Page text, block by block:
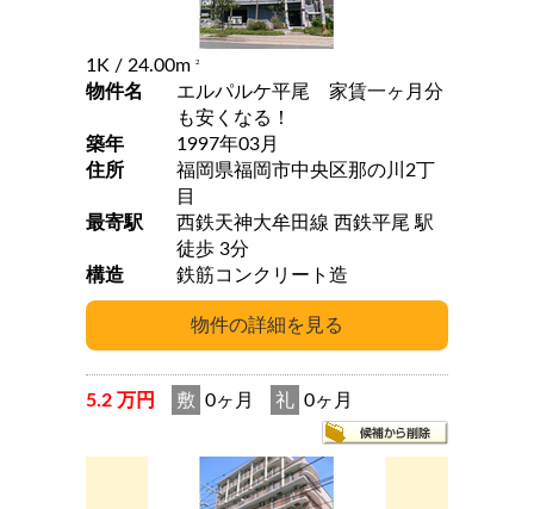
1K / 24.00m 2
物件名
エルパルケ平尾 家賃一ヶ月分
も安くなる！
築年
1997年03月
住所
福岡県福岡市中央区那の川2丁
目
最寄駅
西鉄天神大牟田線 西鉄平尾 駅
徒歩 3分
構造
鉄筋コンクリート造
5.2 万円 敷 0ヶ月 礼 0ヶ月